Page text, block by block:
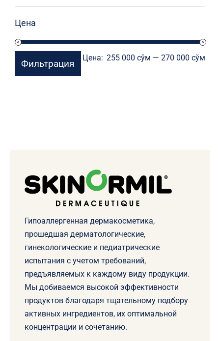
Цена
Фильтрация Цена: 255 000 сўм —270 000 сўм
Гипоаллергенная дермакосметика,
прошедшая дерматологические,
гинекологические и педиатрические
испытания с учетом требований,
предъявляемых к каждому виду продукции.
Мы добиваемся высокой эффективности
продуктов благодаря тщательному подбору
активных ингредиентов, их оптимальной
концентрации и сочетанию.